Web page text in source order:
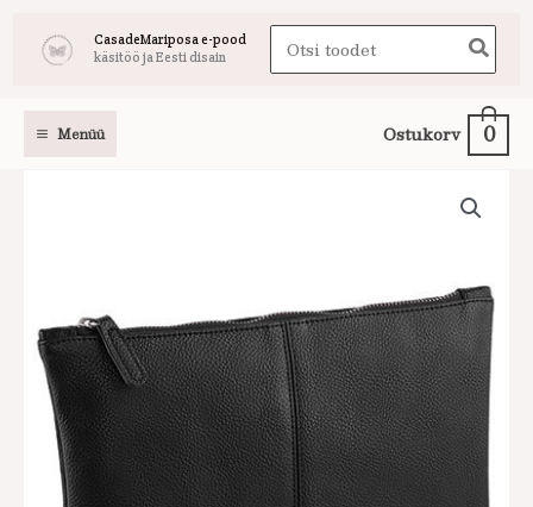
CasadeMariposa e-pood
käsitöö ja Eesti disain
Search
for:
Menüü Ostukorv 0